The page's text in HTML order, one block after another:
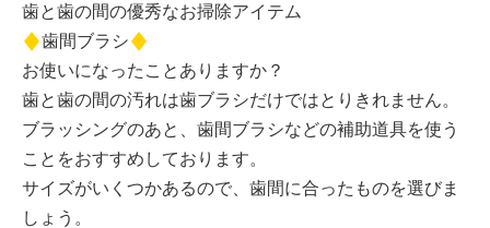
歯と歯の間の優秀なお掃除アイテム
歯間ブラシ
お使いになったことありますか？
歯と歯の間の汚れは歯ブラシだけではとりきれません。
ブラッシングのあと、歯間ブラシなどの補助道具を使う
ことをおすすめしております。
サイズがいくつかあるので、歯間に合ったものを選びま
しょう。